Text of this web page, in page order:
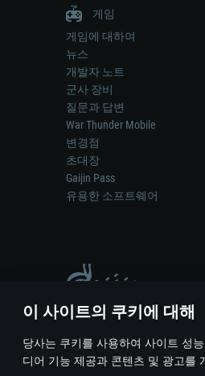
이 사이트의 쿠키에 대해
당사는 쿠키를 사용하여 사이트 성
디어 기능 제공과 콘텐츠 및 광고를
게임
게임에 대하여
뉴스
개발자 노트
군사 장비
질문과 답변
War Thunder Mobile
변경점
초대장
Gaijin Pass
유용한 소프트웨어
게임 에서 어떠한 현실의
© 2011—2026 Gaijin Games
이용 약관